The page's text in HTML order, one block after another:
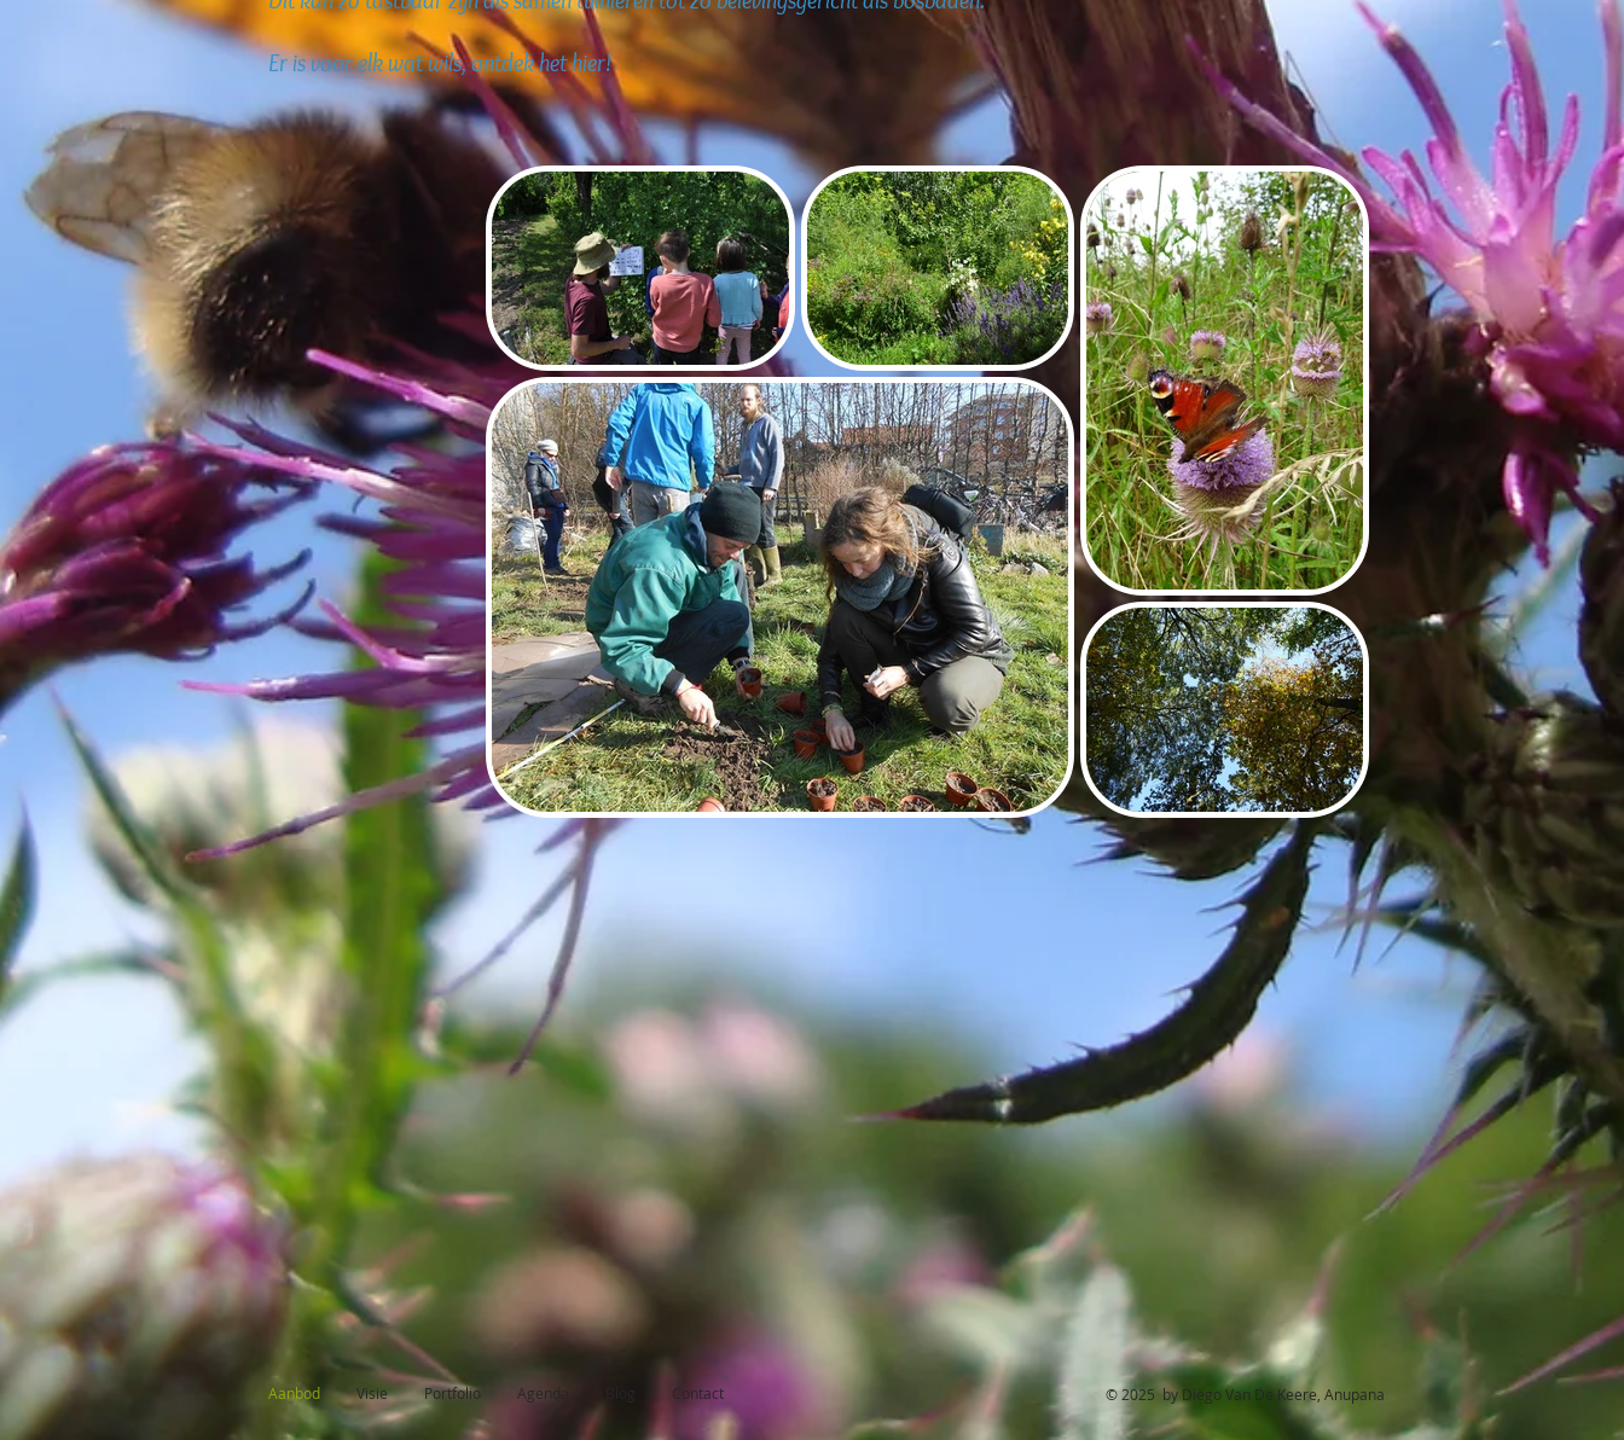
Er is voor elk wat wils, ontdek het hier!
Aanbod Visie Portfolio Agenda Contact © 2025 by Diëgo Van De Keere, Anupana